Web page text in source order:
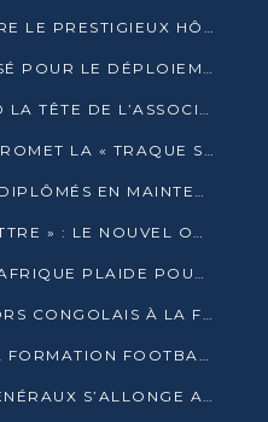
SASSOU NGUESSO INAUGURE LE PRESTIGIEUX HÔTEL KEMPINSKI BRAZZAVILLE
LE SECTEUR PRIVÉ MOBILISÉ POUR LE DÉPLOIEMENT DE 19 MINI-CENTRALES SOLAIRES
YVON SANA BANGUI PREND LA TÊTE DE L’ASSOCIATION DES BANQUES CENTRALES AFRICAINES
DENIS SASSOU-NGUESSO PROMET LA « TRAQUE SANS RELÂCHE » DU GRAND BANDITISME
13 MILITAIRES CONGOLAIS DIPLÔMÉS EN MAINTENANCE INDUSTRIELLE APRÈS TROIS ANS DE FORMATION À L’UNIVERSITÉ MARIEN-NGOUABI
« BÂTIR, SERVIR, TRANSMETTRE » : LE NOUVEL OUVRAGE QUI INTERPELLE LES COLLECTIVITÉS
SYMPOSIUM DE L’ABCA : L’AFRIQUE PLAIDE POUR UN FINANCEMENT CLIMATIQUE ÉQUITABLE
TAEKWONDO : DEUX JUNIORS CONGOLAIS À LA FINALE D’OPEN SYRIES 2025 À ABIDJAN
KINTELÉ, FUTUR HUB DE LA FORMATION FOOTBALLISTIQUE AFRICAINE ?
LA LISTE DES HÔPITAUX GÉNÉRAUX S’ALLONGE AU CONGO